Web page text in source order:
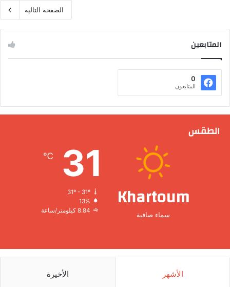
الصفحة التالية
المتابعين
0
المتابعون
الطقس
Khartoum
سماء صافية
31
℃
31º - 31º
13%
8.84 كيلومتر/ساعة
الأشهر الأخيرة